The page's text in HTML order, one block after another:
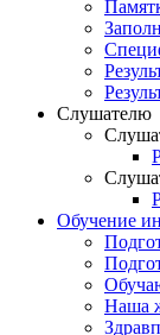
Слушателю
Обучение
Наша